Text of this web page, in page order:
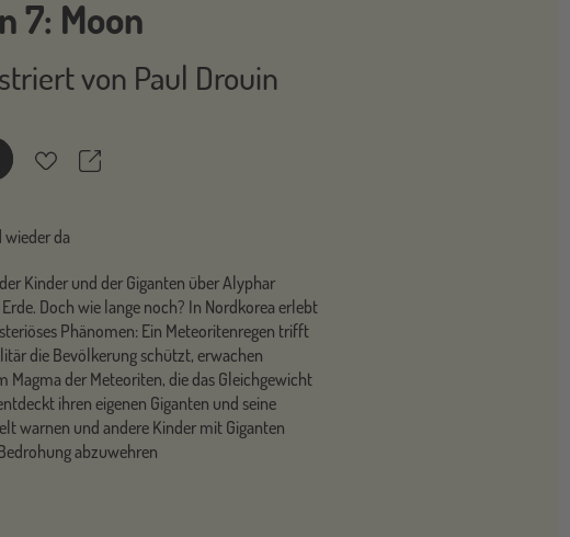
7: Moon
von Paul Drouin
MerkzettelTeilen
wieder da
Kinder und der Giganten über Alyphar
Doch wie lange noch? In Nordkorea erlebt
Phänomen: Ein Meteoritenregen trifft
die Bevölkerung schützt, erwachen
Magma der Meteoriten, die das Gleichgewicht
ihren eigenen Giganten und seine
warnen und andere Kinder mit Giganten
abzuwehren